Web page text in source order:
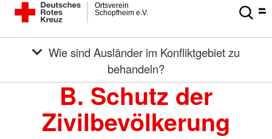
Schopfheim e.V.
Ortsverein
behandeln?
B. Schutz der
Zivilbevölkerung